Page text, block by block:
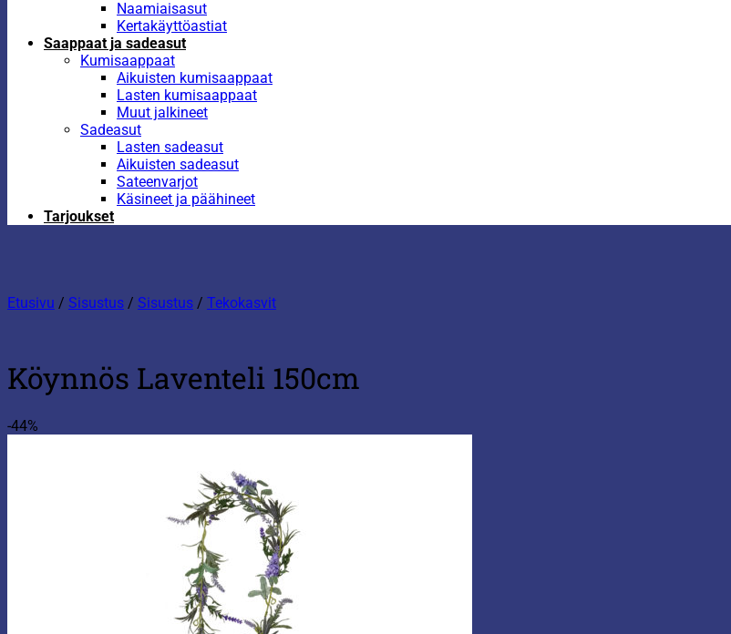
Naamiaisasut
Kertakäyttöastiat
Saappaat ja sadeasut
Kumisaappaat
Aikuisten kumisaappaat
Lasten kumisaappaat
Muut jalkineet
Sadeasut
Lasten sadeasut
Aikuisten sadeasut
Sateenvarjot
Käsineet ja päähineet
Tarjoukset
Etusivu / Sisustus / Sisustus / Tekokasvit
Köynnös Laventeli 150cm
-44%